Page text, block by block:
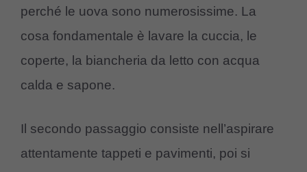
perché le uova sono numerosissime. La
cosa fondamentale è lavare la cuccia, le
coperte, la biancheria da letto con acqua
calda e sapone.
Il secondo passaggio consiste nell’aspirare
attentamente tappeti e pavimenti, poi si